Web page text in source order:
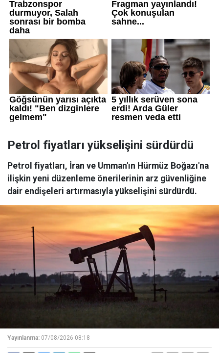
Petrol fiyatları yükselişini sürdürdü
Petrol fiyatları, İran ve Umman'ın Hürmüz Boğazı'na
ilişkin yeni düzenleme önerilerinin arz güvenliğine
dair endişeleri artırmasıyla yükselişini sürdürdü.
Yayınlanma: 07/08/2026 08:18